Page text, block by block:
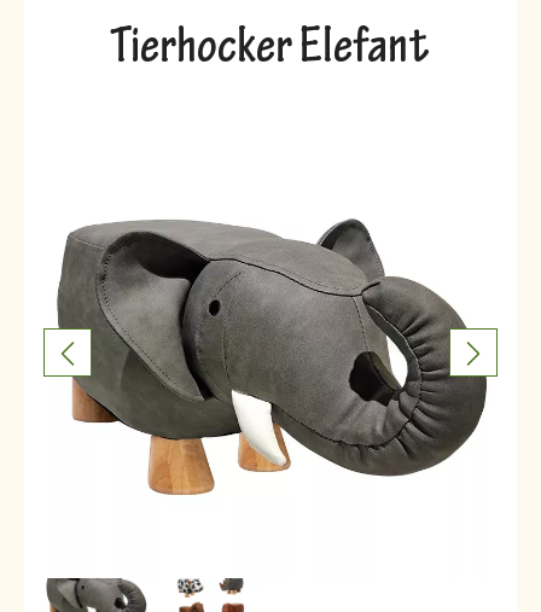
Tierhocker Elefant